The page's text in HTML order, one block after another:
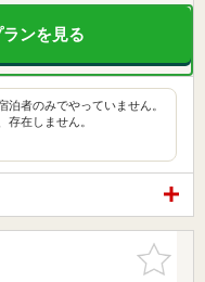
ンを見る
泊者のみでやっていません。
存在しません。
お気に入
りに追加